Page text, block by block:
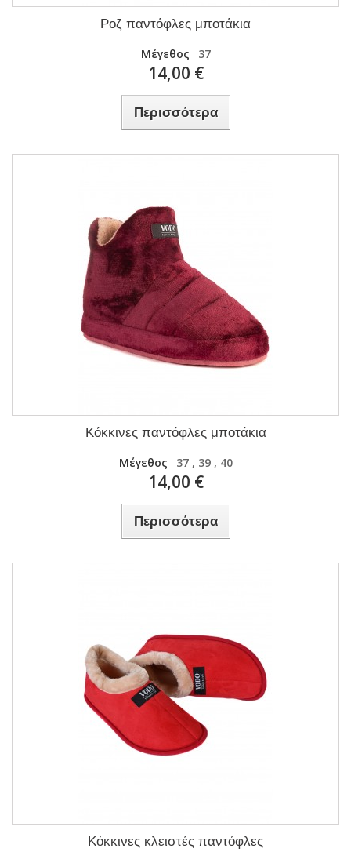
Ροζ παντόφλες μποτάκια
Μέγεθος
37
14,00 €
Περισσότερα
Κόκκινες παντόφλες μποτάκια
Μέγεθος
37 , 39 , 40
14,00 €
Περισσότερα
Κόκκινες κλειστές παντόφλες